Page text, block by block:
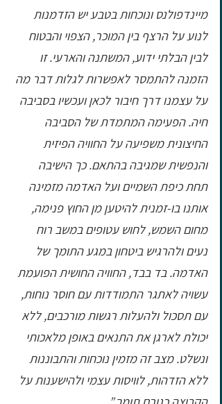
מיינדפולנס ונוכחות בטבע יש הזדמנות
לנוע על הרצף בין המוכר, הצפוי והבטוח
לבין הבלתי ידוע, המשתנה והארעי. זו
הזמנה להתמסר לאפשרות לגלות דבר מה
על עצמנו דרך חיבור לכאן ועכשיו בסביבה
חיה. הפעימה המתמדת של הסביבה
החיצונית משפיעה על החוויה הפיזית
והנפשית שמגיבה בהתאם. כך הישיבה
תחת כיפת השמיים ועל האדמה מזמינה
אותנו בו-זמנית להיטען מן החוץ פנימה,
מחום השמש, לחוש עטופים במשב רוח
נעים ולהרגיש ביטחון במגע התומך של
האדמה. בד בבד, החוויה החושית הפועמת
עשויה לאתגר התמודדות עם חוסר נוחות,
עם תסכול ולהעלות רגשות מורכבים, ללא
יכולת לארגן את התנאים באופן מלאכותי
ונשלט. מצב זה מזמין נוכחות והתבוננות
ללא הזדהות, לוויסות עצמי ולהישענות על